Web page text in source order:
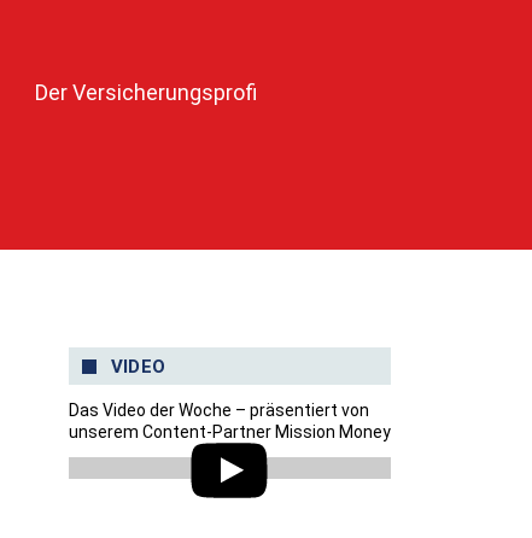
Der Versicherungsprofi
VIDEO
Das Video der Woche – präsentiert von
unserem Content-Partner Mission Money